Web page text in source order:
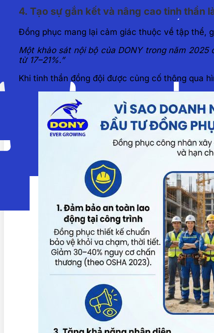
4. Tạo sự gắn kết và nâng cao tinh thần
Đồng phục mang lại cảm giác thuộc về tập thể,
Một khảo sát nội bộ của DONY trong năm
từ 17–21%.”
Khi tinh thần đồng đội được củng cố thông qua